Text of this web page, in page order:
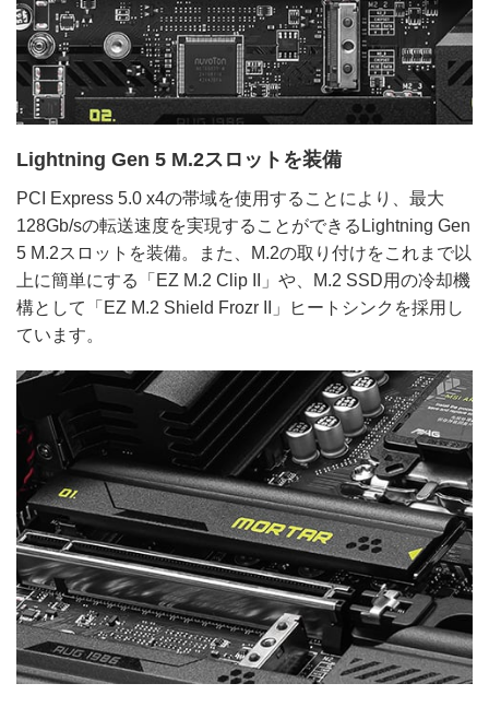
Lightning Gen 5 M.2スロットを装備
PCI Express 5.0 x4の帯域を使用することにより、最大
128Gb/sの転送速度を実現することができるLightning Gen
5 M.2スロットを装備。また、M.2の取り付けをこれまで以
上に簡単にする「EZ M.2 Clip II」や、M.2 SSD用の冷却機
構として「EZ M.2 Shield Frozr II」ヒートシンクを採用し
ています。